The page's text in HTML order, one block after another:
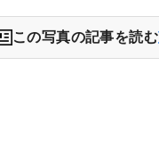
この写真の記事を読む